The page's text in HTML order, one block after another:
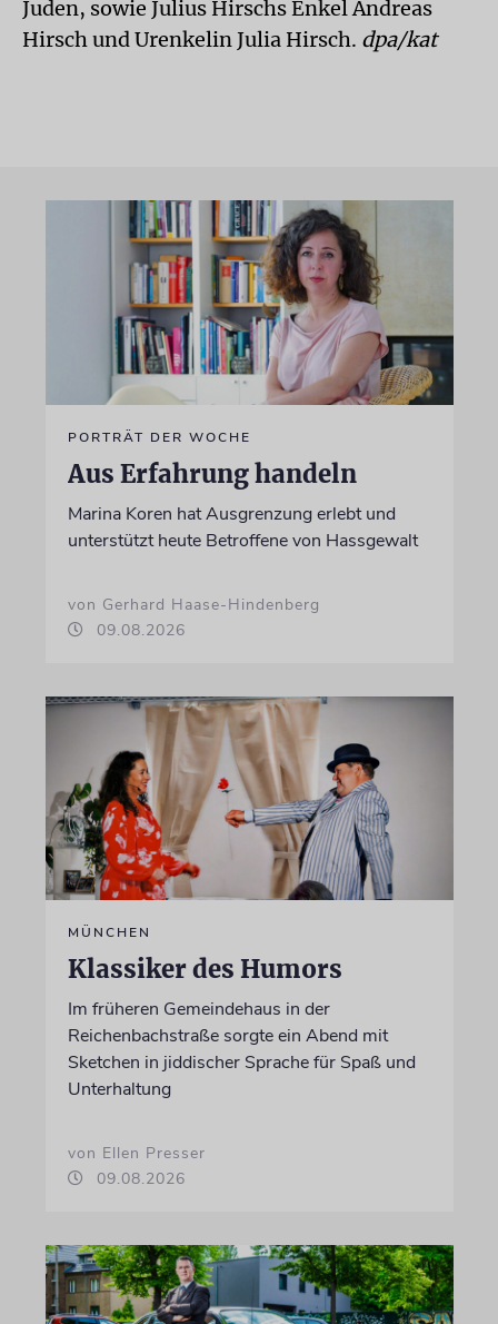
Juden, sowie Julius Hirschs Enkel Andreas
Hirsch und Urenkelin Julia Hirsch. dpa/kat
PORTRÄT DER WOCHE
Aus Erfahrung handeln
Marina Koren hat Ausgrenzung erlebt und
unterstützt heute Betroffene von Hassgewalt
von Gerhard Haase-Hindenberg
09.08.2026
MÜNCHEN
Klassiker des Humors
Im früheren Gemeindehaus in der
Reichenbachstraße sorgte ein Abend mit
Sketchen in jiddischer Sprache für Spaß und
Unterhaltung
von Ellen Presser
09.08.2026